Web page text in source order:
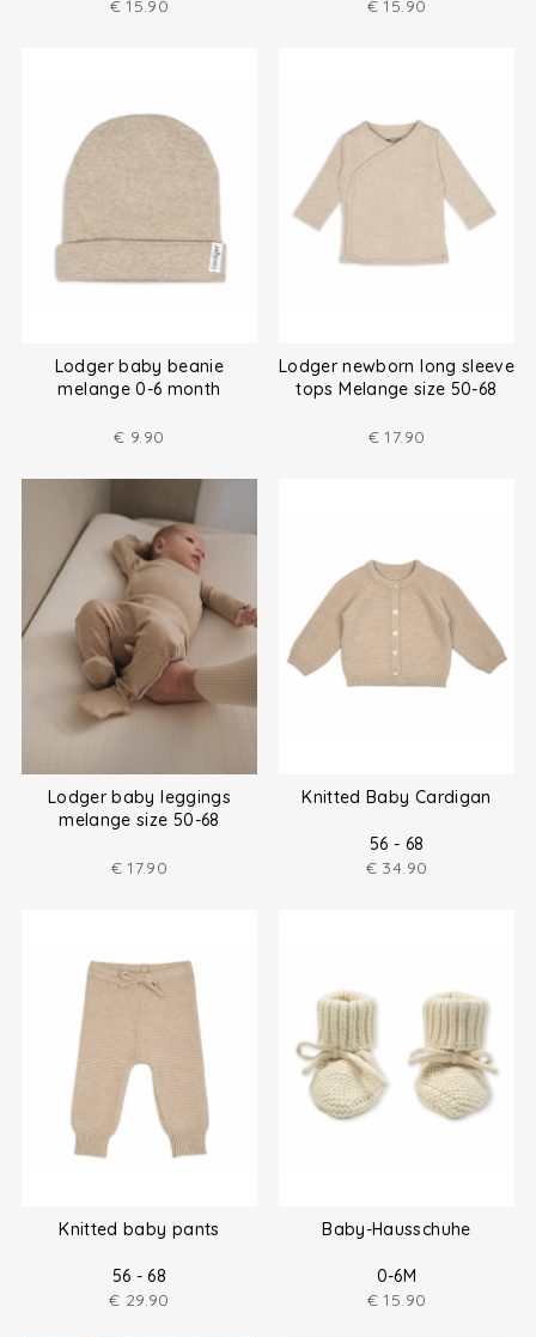
€ 15.90
€ 15.90
Lodger baby beanie
melange 0-6 month
€ 9.90
Lodger newborn long sleeve
tops Melange size 50-68
€ 17.90
Lodger baby leggings
melange size 50-68
€ 17.90
Knitted Baby Cardigan
56 - 68
€ 34.90
Knitted baby pants
56 - 68
€ 29.90
Baby-Hausschuhe
0-6M
€ 15.90